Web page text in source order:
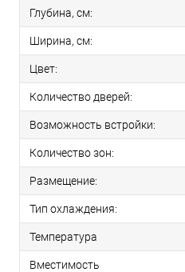
Глубина, см:
Ширина, см:
Цвет:
Количество дверей:
Возможность встройки:
Количество зон:
Размещение:
Тип охлаждения:
Температура
Вместимость